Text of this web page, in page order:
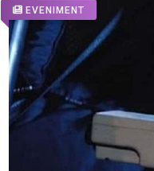
EVENIMENT